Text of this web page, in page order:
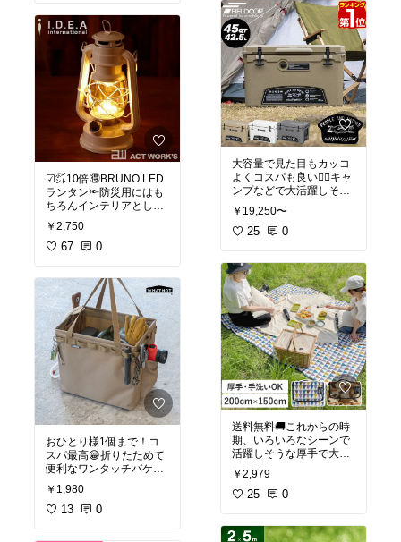
サンシェード ベランダ 庭
日よけ 紫外線 UV UV対
策 マンション シェード
シンプル 撥水 雨 雨よけ
大きいサイズ 大型 目隠し
タープ 縦 横 プール バー
ベキュー
日差しをしっかりカット
できる！
#サンシェード #暑さ対策
#日除け #日よけ
🔸 通販ライズ🔸
☑︎㌽10倍🉐BRUNO LED
ランタン🔦防災用にはも
ちろんインテリアとして
も可愛くて素敵🥰お手頃
価格も嬉しい🎶
イデアレーベル デザイン
雑貨 LEDライト インテリ
ア LED照明 北欧 アウト
ドア キャンプ 間接照明】
【ポイント10倍・送料無
料】オイルランプみたい
なLEDライト
#防災用 #防災グッズ #イ
ンテリア
#グランピング #ピクニッ
#レジャー
釣り #アウトドア
#楽天お買い物マラソン #
お買い物マラソン
￥2,750
67 0
おひとり様1個まで！コ
スパ最高😁折りたためて
便利なワンタッチバケッ
ト✨丈夫で嬉しい💗
WHATNOT ワンタッチバ
￥1,980
13 0
イルランプ ブラック×ゴ
ールド ハリケーンランタ
ン Oil Lamp Burning Lant
ern /灯油/ランタン/キャン
プ/BBQ/アウトドア/ラン
タン/釣り/防災
#キャンプ #アウトドア #
グランピング #ランタン
#デイツ #防災グッズ #ラ
レゼント
🔸 ＡＪマート🔸
大容量で見た目もカッコ
よくコスパも良い🙆‍♀️キャ
ンプなどで大活躍しそう
送料無料🚚
THERN COOLERBOX
#クーラーボックス #大型
#ハードクーラーボック
ス
#大容量 クーラーBOX
#クーラーバッグ #釣り #
キャンプ #BBQ #バーベ
キュー #運動会 #海水浴 #
アウトドア #スポーツ #
密閉 #断熱 #保冷 #ノーザ
ンクーラーボックス #FIE
￥19,250〜
25 0
送料無料🚚これからの時
期、いろいろなシーンで
活躍しそうな厚手で大判
可愛くて、厚手なのでお
尻も痛くなりにくいのが
✅全色在庫あります🙆‍♀️
￥2,979
25 0